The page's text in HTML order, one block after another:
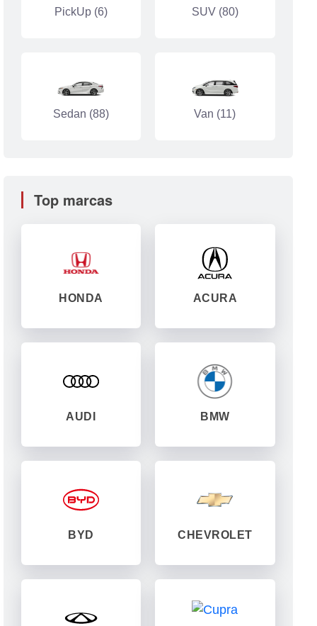
PickUp (6) SUV (80)
Sedan (88) Van (11)
Top marcas
HONDA ACURA
AUDI BMW
BYD CHEVROLET